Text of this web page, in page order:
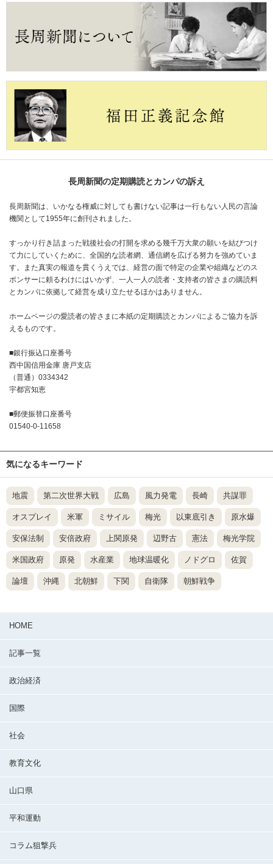
長周新聞の定期購読とカンパの訴え
長周新聞は、いかなる権威に対しても書けない記事は一行もない人民の言論
機関として1955年に創刊されました。
すっかり行き詰まった戦後社会の打開を求める幾千万大衆の願いを結びつけ
て力にしていくために、全国的な読者網、通信網を広げる努力を強めていま
す。また真実の報道を貫くうえでは、経営の面で特定の企業や組織などのス
ポンサーに頼るわけにはいかず、一人一人の読者・支持者の皆さまの購読料
とカンパに依拠して経営を成り立たせるほかはありません。
ホームページの愛読者の皆さまに本紙の定期購読とカンパによるご協力を訴
えるものです。
■銀行振込口座番号
西中国信用金庫 唐戸支店
（普通）0334342
宇都宮知恵
■郵便振替口座番号
01540-0-11658
気になるキーワード
地震 第二次世界大戦 広島 風力発電 長崎 共謀罪
オスプレイ 米軍 ミサイル 梅光 以東底引き 原水爆
安保法制 安倍政府 上関原発 辺野古 憲法 梅光学院
米国政府 原発 水産業 地球温暖化 ノドグロ 佐賀
論壇 沖縄 北朝鮮 下関 自衛隊 朝鮮戦争
HOME
記事一覧
政治経済
国際
社会
教育文化
山口県
平和運動
コラム狙撃兵